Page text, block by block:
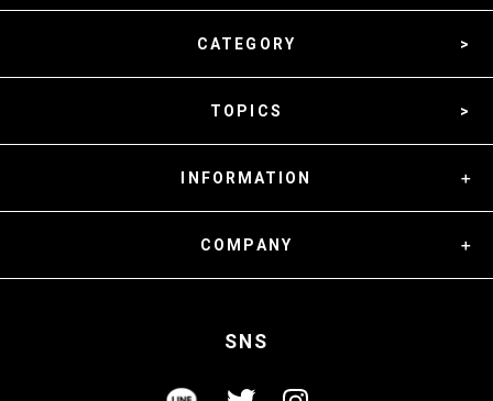
CATEGORY
TOPICS
INFORMATION
COMPANY
SNS